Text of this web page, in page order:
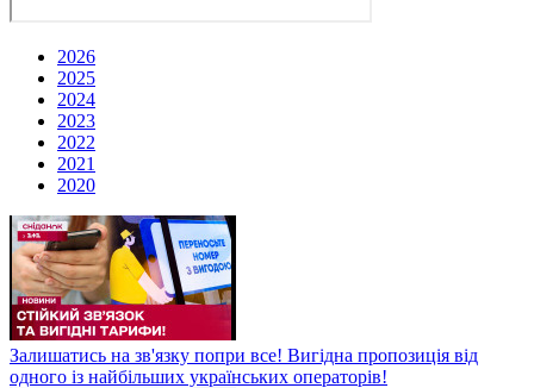
2026
2025
2024
2023
2022
2021
2020
Залишатись на зв'язку попри все! Вигідна пропозиція від
одного із найбільших українських операторів!